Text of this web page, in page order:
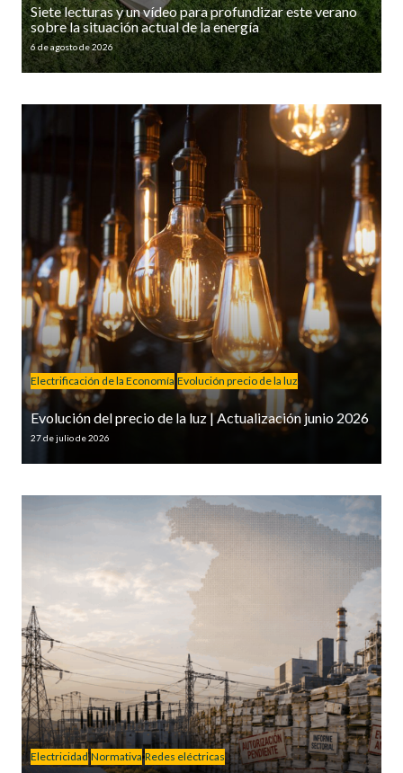
Siete lecturas y un vídeo para profundizar este verano
sobre la situación actual de la energía
6 de agosto de 2026
Electrificación de la Economía Evolución precio de la luz
Evolución del precio de la luz | Actualización junio 2026
27 de julio de 2026
Electricidad Normativa Redes eléctricas